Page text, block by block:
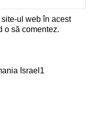
ul web în acest
o să comentez.